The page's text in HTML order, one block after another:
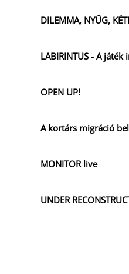
DILEMMA, NYŰG,
LABIRINTUS - A játék
OPEN UP!
A kortárs migráció
MONITOR live
UNDER